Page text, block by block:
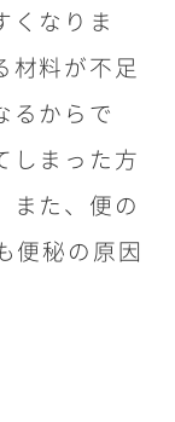
くなりま
材料が不足
るからで
しまった方
また、便の
便秘の原因